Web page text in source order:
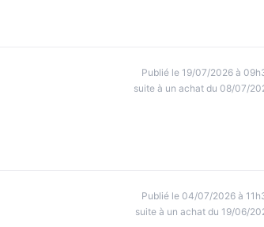
Publié le 19/07/2026 à
suite à un achat du 08/07/
Publié le 04/07/2026 à
suite à un achat du 19/06/